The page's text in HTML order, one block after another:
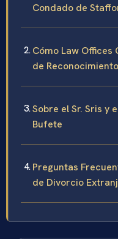
Condado de
Cómo Law Offices
de
Sobre el Sr. Sris y
Bufete
Preguntas
de Divorcio